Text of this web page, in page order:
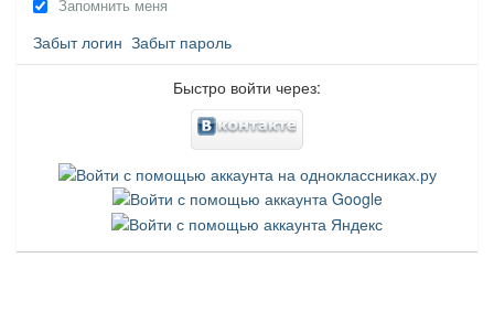
Запомнить меня
Забыт логин Забыт пароль
Быстро войти через: